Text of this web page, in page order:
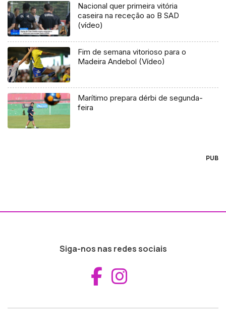
Nacional quer primeira vitória
caseira na receção ao B SAD
(vídeo)
Fim de semana vitorioso para o
Madeira Andebol (Vídeo)
Marítimo prepara dérbi de segunda-
feira
PUB
Siga-nos nas redes sociais
Aceder ao